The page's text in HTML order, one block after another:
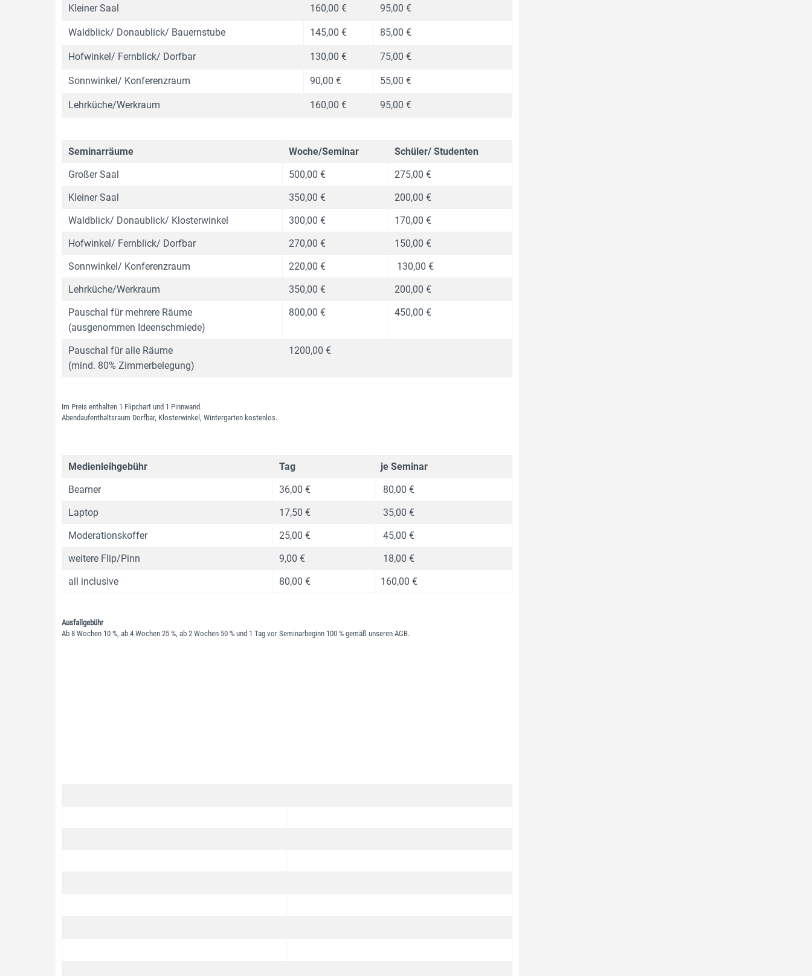
Kleiner Saal 160,00 € 95,00 €
Waldblick/ Donaublick/ Bauernstube 145,00 € 85,00 €
Hofwinkel/ Fernblick/ Dorfbar 130,00 € 75,00 €
Sonnwinkel/ Konferenzraum 90,00 € 55,00 €
Lehrküche/Werkraum 160,00 € 95,00 €
Seminarräume Woche/Seminar
Schüler/ Studenten
Großer Saal
500,00 €
275,00 €
Kleiner Saal
350,00 €
200,00 €
Waldblick/ Donaublick/ Klosterwinkel
300,00 €
170,00 €
Hofwinkel/ Fernblick/ Dorfbar
270,00 €
150,00 €
Sonnwinkel/ Konferenzraum
220,00 €
130,00 €
Lehrküche/Werkraum
350,00 €
200,00 €
Pauschal für mehrere Räume
(ausgenommen Ideenschmiede)
800,00 € 450,00 €
Pauschal für alle Räume
(mind. 80% Zimmerbelegung)
1200,00 €
Im Preis enthalten 1 Flipchart und 1 Pinnwand.
Abendaufenthaltsraum Dorfbar, Klosterwinkel, Wintergarten kostenlos.
Medienleihgebühr Tag
je Seminar
Beamer
36,00 €
80,00 €
Laptop
17,50 €
35,00 €
Moderationskoffer
25,00 €
45,00 €
weitere Flip/Pinn
9,00 €
18,00 €
all inclusive
80,00 € 160,00 €
Ausfallgebühr
Ab 8 Wochen 10 %, ab 4 Wochen 25 %, ab 2 Wochen 50 % und 1 Tag vor Seminarbeginn 100 % gemäß unseren AGB.